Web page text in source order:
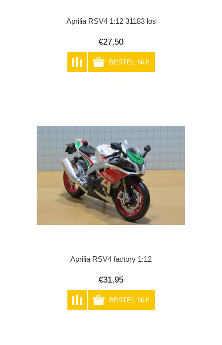
Aprilia RSV4 1:12 31183 los
€27,50
Aprilia RSV4 factory 1:12
€31,95